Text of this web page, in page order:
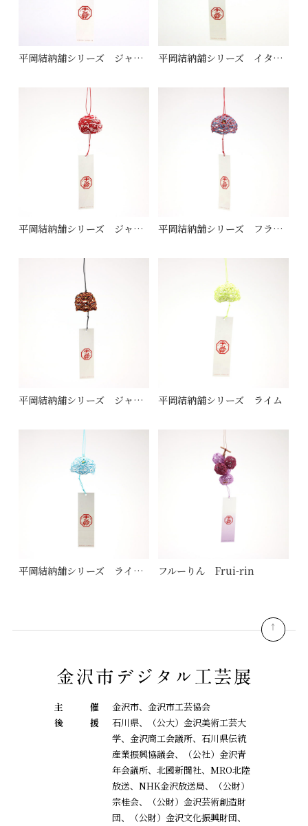
平岡結納舗シリーズ ジャーマニー 平岡結納舗シリーズ イタリー
平岡結納舗シリーズ ジャパン 平岡結納舗シリーズ フランス
平岡結納舗シリーズ ジャーマニー 平岡結納舗シリーズ ライム
平岡結納舗シリーズ ライトブルー フルーりん Frui-rin
主 催
金沢市、金沢市工芸協会
後
援
石川県、（公大）金沢美術工芸大
学、金沢商工会議所、石川県伝統
産業振興協議会、
（公社）金沢青
年会議所、北國新聞社、MRO北陸
放送、NHK金沢放送局、（公財）
宗桂会、
（公財）金沢芸術創造財
団、（公財）金沢文化振興財団、